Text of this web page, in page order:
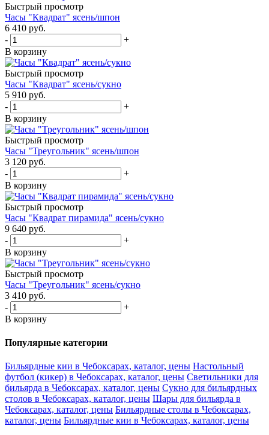
Быстрый просмотр
Часы "Квадрат" ясень/шпон
6 410 руб.
-
+
В корзину
Быстрый просмотр
Часы "Квадрат" ясень/сукно
5 910 руб.
-
+
В корзину
Быстрый просмотр
Часы "Треугольник" ясень/шпон
3 120 руб.
-
+
В корзину
Быстрый просмотр
Часы "Квадрат пирамида" ясень/сукно
9 640 руб.
-
+
В корзину
Быстрый просмотр
Часы "Треугольник" ясень/сукно
3 410 руб.
-
+
В корзину
Популярные категории
Бильярдные кии в Чебоксарах, каталог, цены Настольный
футбол (кикер) в Чебоксарах, каталог, цены Светильники для
бильярда в Чебоксарах, каталог, цены Сукно для бильярдных
столов в Чебоксарах, каталог, цены Шары для бильярда в
Чебоксарах, каталог, цены Бильярдные столы в Чебоксарах,
каталог, цены Бильярдные кии в Чебоксарах, каталог, цены